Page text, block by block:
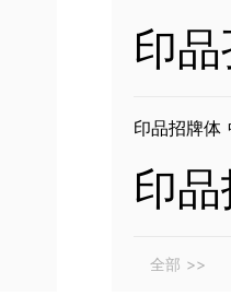
印
印品招牌体
印
全部 >>